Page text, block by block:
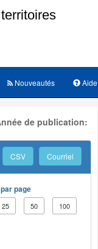
Aide
Nouveautés
de publication:
CSV Courriel
page
25 50 100